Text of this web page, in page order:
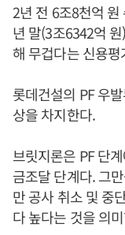
2년 전 6조8천억
년 말(3조6342억
해 무겁다는 신용
롯데건설의 PF 우
상을 차지한다.
브릿지론은 PF 단
금조달 단계다. 그
만 공사 취소 및 중
다 높다는 것을 의